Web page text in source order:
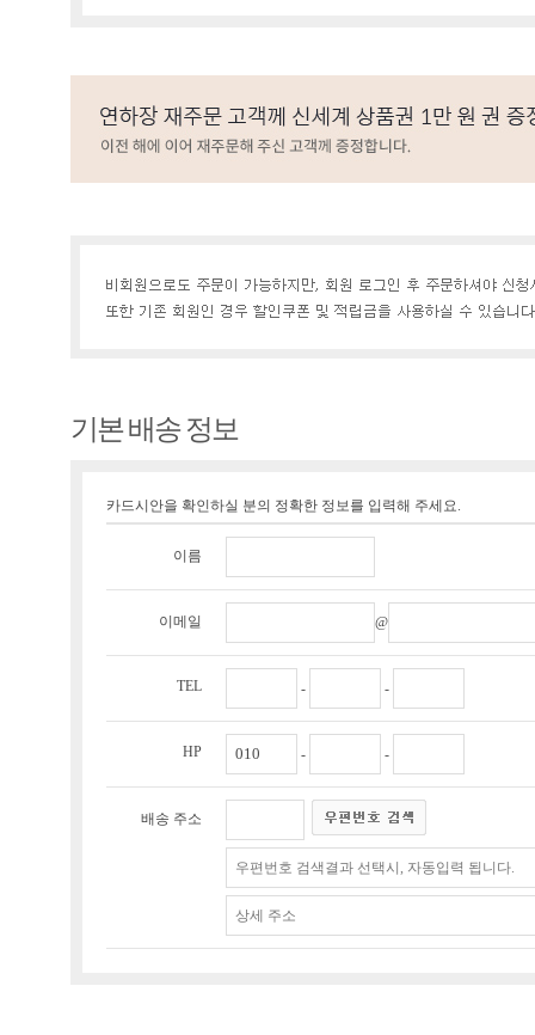
기본 배송 정보
카드시안을 확인하실 분의 정확한 정보를 입력해 주세요.
이름
이메일 @
TEL - -
HP - -
배송 주소